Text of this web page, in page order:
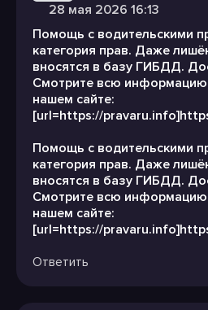
28 мая 2026 16:13
Помощь с водительскими
категория прав. Даже
вносятся в базу ГИБДД.
Смотрите всю информацию
нашем сайте:
[url=https://
Помощь с водительскими
категория прав. Даже
вносятся в базу ГИБДД.
Смотрите всю информацию
нашем сайте:
[url=https://
Ответить